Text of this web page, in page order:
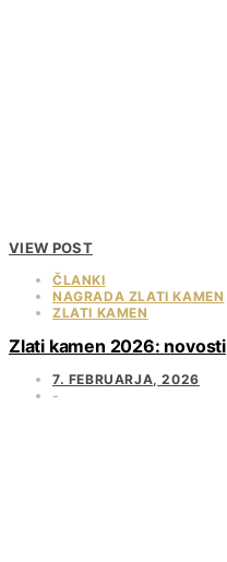
VIEW POST
ČLANKI
NAGRADA ZLATI KAMEN
ZLATI KAMEN
Zlati kamen 2026: novosti
7. FEBRUARJA, 2026